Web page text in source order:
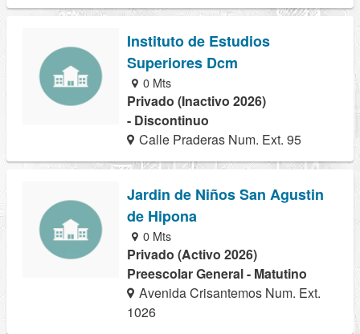
Instituto de Estudios
Superiores Dcm
0 Mts
Privado (Inactivo 2026)
- Discontinuo
Calle Praderas Num. Ext. 95
Jardin de Niños San Agustin
de Hipona
0 Mts
Privado (Activo 2026)
Preescolar General - Matutino
Avenida Crisantemos Num. Ext.
1026